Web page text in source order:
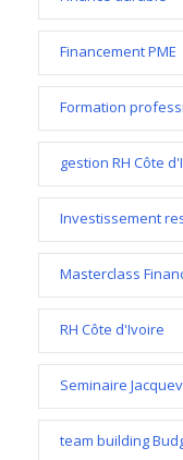
Financement PME
Formation
gestion RH Côte
Investissement
Masterclass
RH Côte d'Ivoire
Seminaire
team building